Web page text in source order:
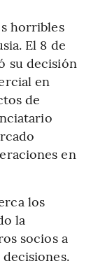
horribles
El 8 de
su decisión
en
de
en
los
la
socios a